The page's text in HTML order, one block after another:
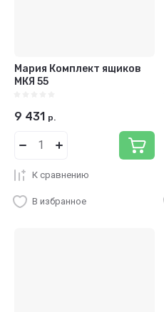
Мария Комплект ящиков
МКЯ 55
9 431 р.
К сравнению
В избранное